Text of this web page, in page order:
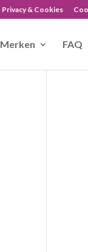
Privacy & Cookies
Merken FAQ